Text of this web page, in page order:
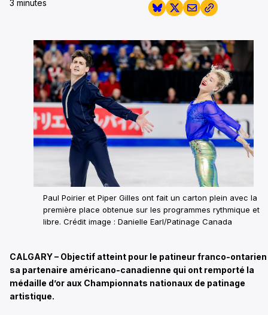
3 minutes
Paul Poirier et Piper Gilles ont fait un carton plein avec la
première place obtenue sur les programmes rythmique et
libre. Crédit image : Danielle Earl/Patinage Canada
CALGARY – Objectif atteint pour le patineur franco-
sa partenaire américano-canadienne qui ont remporté la
médaille d’or aux Championnats nationaux de patinage
artistique.